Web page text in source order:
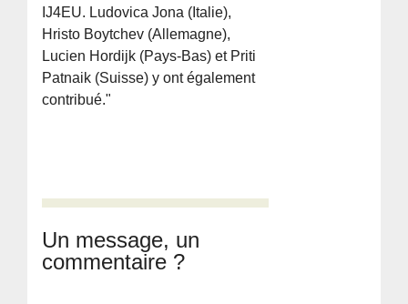
IJ4EU. Ludovica Jona (Italie),
Hristo Boytchev (Allemagne),
Lucien Hordijk (Pays-Bas) et Priti
Patnaik (Suisse) y ont également
contribué."
Un message, un
commentaire ?